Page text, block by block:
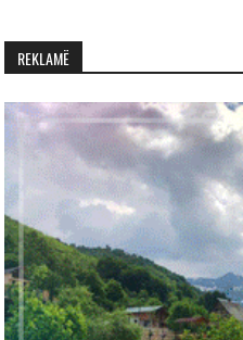
REKLAMË